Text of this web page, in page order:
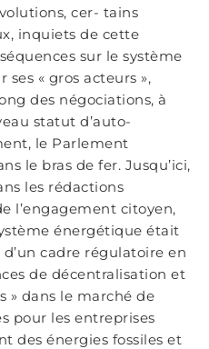
cer- tains
inquiets de cette
sur le système
« gros acteurs »,
des négociations, à
statut d’auto-
le Parlement
le bras de fer. Jusqu’ici,
les rédactions
l’engagement citoyen,
énergétique était
cadre régulatoire en
de décentralisation et
» dans le marché de
pour les entreprises
des énergies fossiles et